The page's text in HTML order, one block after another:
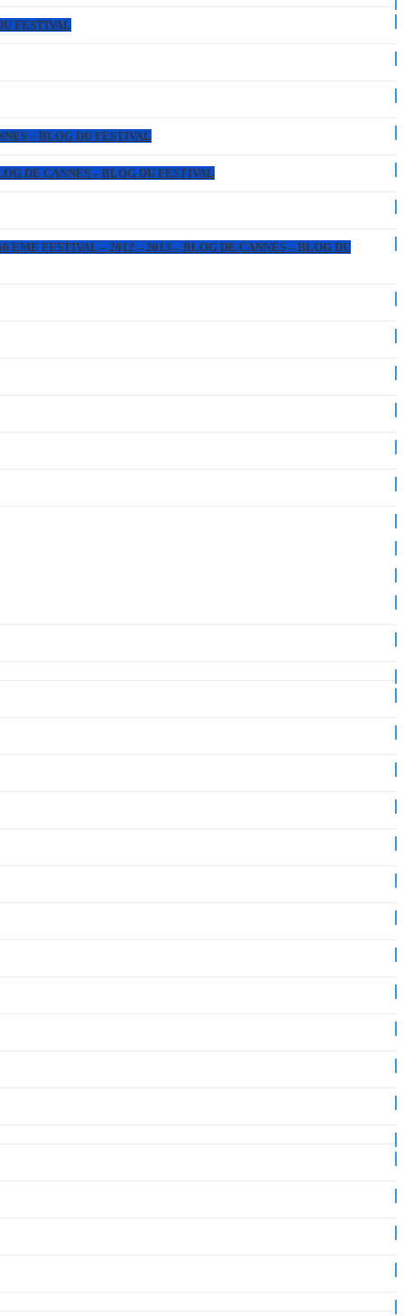
FESTIVAL
– BLOG DU FESTIVAL
DE CANNES – BLOG DU FESTIVAL
FESTIVAL – 2012 – 2013 – BLOG DE CANNES – BLOG DU